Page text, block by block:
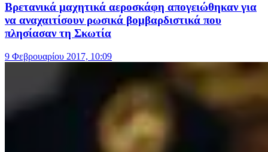
Βρετανικά μαχητικά αεροσκάφη απογειώθηκαν για
να αναχαιτίσουν ρωσικά βομβαρδιστικά που
πλησίασαν τη Σκωτία
9 Φεβρουαρίου 2017, 10:09